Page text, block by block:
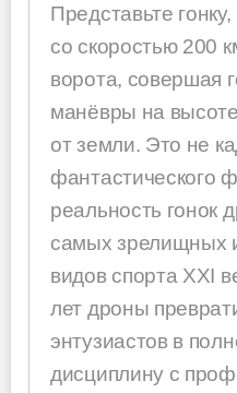
Представьте
со скоростью 200
ворота, совершая
манёвры на
от земли. Это не
фантастического
реальность гонок
самых зрелищных
видов спорта XXI
лет дроны
энтузиастов в
дисциплину с